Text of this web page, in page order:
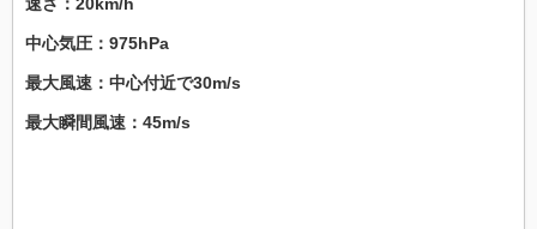
中心気圧：975hPa
最大風速：中心付近で30m/s
最大瞬間風速：45m/s